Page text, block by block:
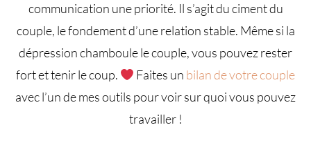
communication une priorité. Il s’agit du ciment du
couple, le fondement d’une relation stable. Même si la
dépression chamboule le couple, vous pouvez rester
fort et tenir le coup.
Faites un bilan de votre couple
avec l’un de mes outils pour voir sur quoi vous pouvez
travailler !